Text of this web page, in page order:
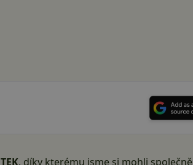
, díky kterému jsme si mohli společně